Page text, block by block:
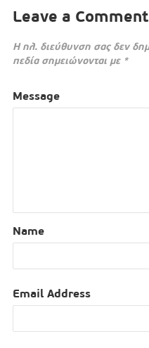
Leave a Comment
Η ηλ. διεύθυνση σας δεν
πεδία σημειώνονται με *
Message
Name
Email Address